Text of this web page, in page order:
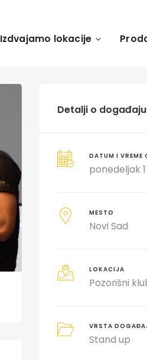
Izdvajamo lokacije
Detalji o događaju
DATUM I VREME
ponedeljak
MESTO
Novi Sad
LOKACIJA
Pozorišni
VRSTA
Stand up